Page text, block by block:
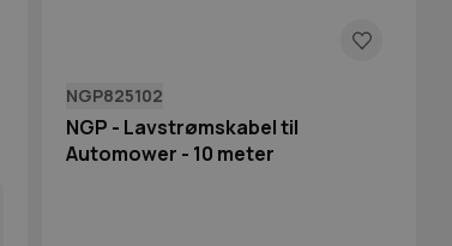
NGP825102
NGP - Lavstrømskabel til
Automower - 10 meter